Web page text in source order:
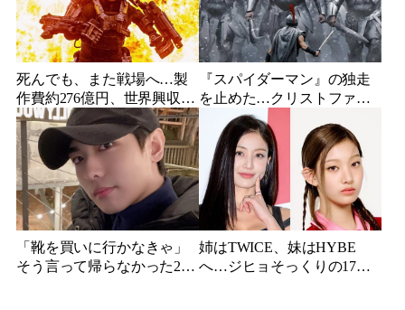
死んでも、また戦場へ…製
作費約276億円、世界興収
584億円のSF大作『オール・
ユー・ニード・イズ・キ
ル』がついに配信
『スパイダーマン』の独走
を止めた…クリストファ
ー・ノーラン史上最大、390
億円の超大作がついに韓国
上陸
「靴を買いに行かなきゃ」
そう言って帰らなかった24
姉はTWICE、妹はHYBE
へ…ジヒョそっくりの17歳